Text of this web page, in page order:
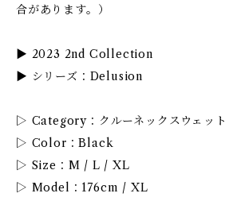
合があります。）
▶︎ 2023 2nd Collection
▶︎ シリーズ：Delusion
▷ Category：クルーネックスウェット
▷ Color：Black
▷ Size：M / L / XL
▷ Model：176cm / XL